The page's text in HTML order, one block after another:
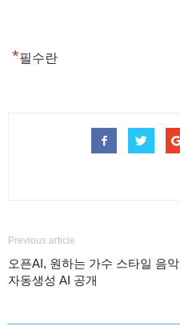
*필수란
Previous article
오픈AI, 원하는 가수 스타일 음악
자동생성 AI 공개